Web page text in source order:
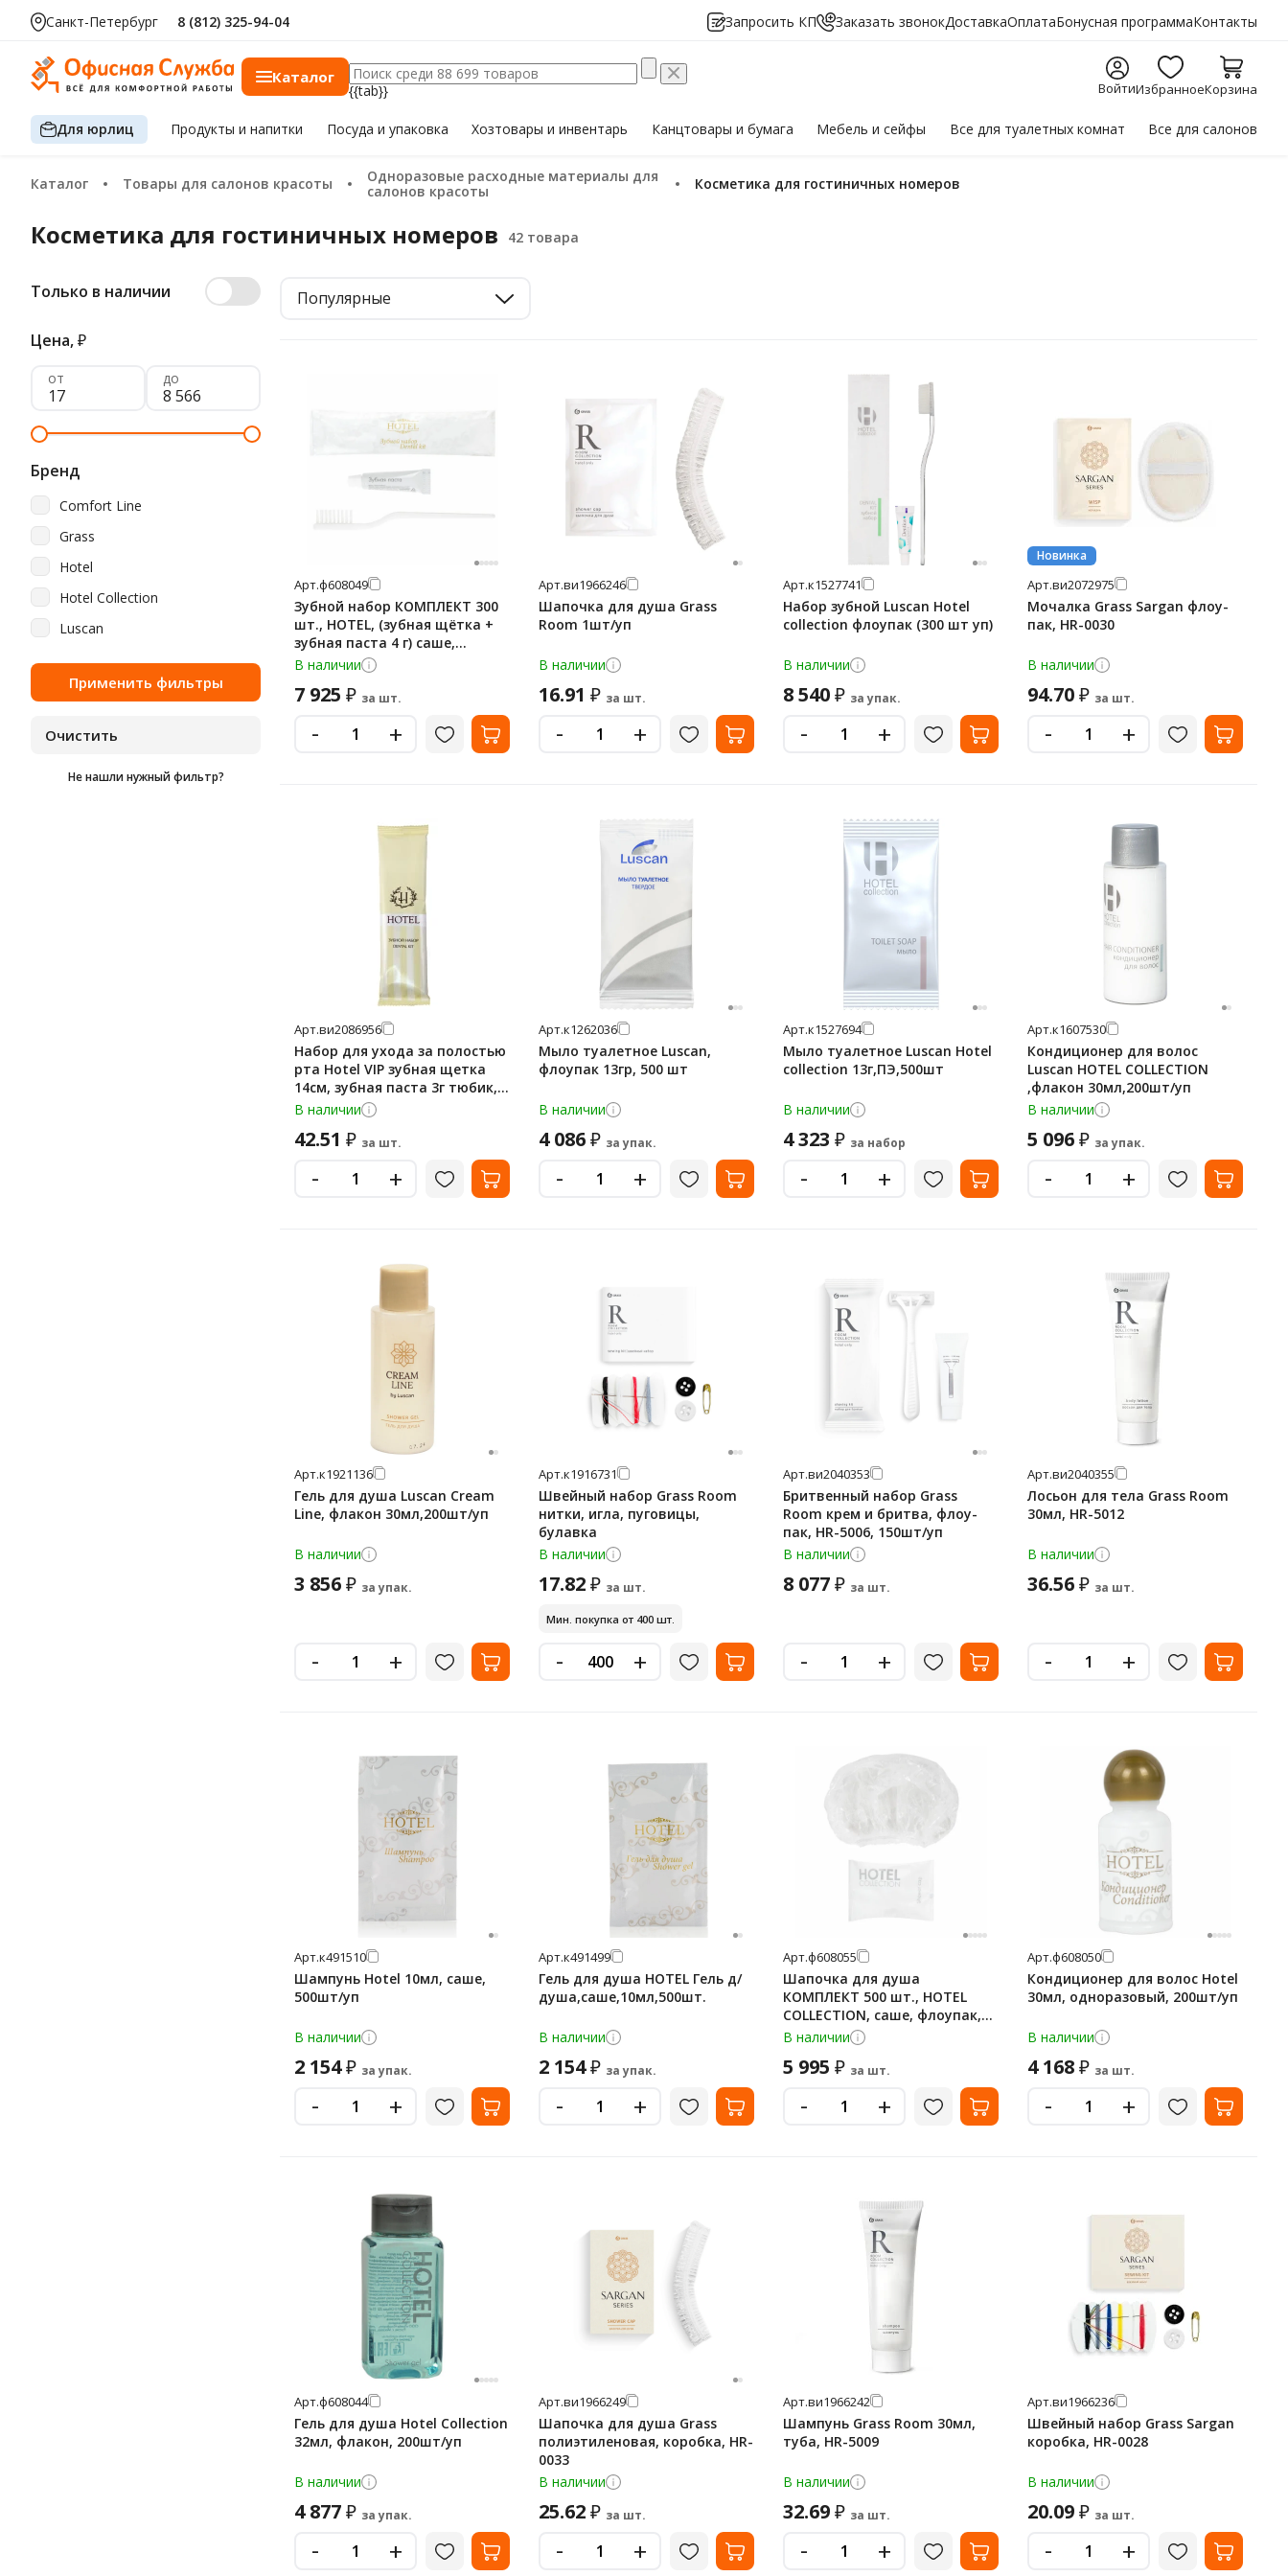
Санкт-Петербург 8 (812) 325-94-04 Запросить КП Заказать звонокДоставкаОплатаБонусная программаКонтакты
Каталог
{{tab}} ВойтиИзбранноеКорзина
Для юрлиц Продуктыи напитки Посуда и упаковка Хозтоварыи инвентарь Канцтовары и бумага Мебельи сейфы Все для туалетных комнат Все для салонов
Каталог Товары для салонов красоты
Одноразовые расходные материалы для
салонов красоты
Косметика для гостиничных номеров
Косметика для гостиничных номеров
Только в наличии
Цена,₽
от до
Бренд
Comfort Line
Grass
Hotel
Hotel Collection
Luscan
Не нашли нужный фильтр?
Популярные
Арт.ф608049
Зубной набор КОМПЛЕКТ 300
шт., HOTEL, (зубная щётка +
зубная паста 4 г) саше,
флоупак, 2000120/1
В наличии
7 925 ₽ за шт.
- +
Арт.ви1966246
Шапочка для душа Grass
Room 1шт/уп
В наличии
16.91 ₽ за шт.
- +
Арт.к1527741
Набор зубной Luscan Hotel
collection флоупак (300 шт уп)
В наличии
8 540₽ за упак.
- +
Новинка
Арт.ви2072975
Мочалка Grass Sargan флоу-
пак, HR-0030
В наличии
94.70₽ за шт.
- +
Арт.ви2086956
Набор для ухода за полостью
рта Hotel VIP зубная щетка
14см, зубная паста 3г тюбик,
флоупак
В наличии
42.51 ₽ за шт.
- +
Арт.к1262036
Мыло туалетное Luscan,
флоупак 13гр, 500 шт
В наличии
4 086₽ за упак.
- +
Арт.к1527694
Мыло туалетное Luscan Hotel
collection 13г,ПЭ,500шт
В наличии
4 323 ₽ за набор
- +
Арт.к1607530
Кондиционер для волос
Luscan HOTEL COLLECTION
,флакон 30мл,200шт/уп
В наличии
5 096₽ за упак.
- +
Арт.к1921136
Гель для душа Luscan Cream
Line, флакон 30мл,200шт/уп
В наличии
3 856₽ за упак.
- +
Арт.к1916731
Швейный набор Grass Room
нитки, игла, пуговицы,
булавка
В наличии
17.82₽ за шт.
Мин. покупка от 400 шт.
- +
Арт.ви2040353
Бритвенный набор Grass
Room крем и бритва, флоу-
пак, HR-5006, 150шт/уп
В наличии
8 077₽ за шт.
- +
Арт.ви2040355
Лосьон для тела Grass Room
30мл, HR-5012
В наличии
36.56₽ за шт.
- +
Арт.к491510
Шампунь Hotel 10мл, саше,
500шт/уп
В наличии
2 154₽ за упак.
- +
Арт.к491499
Гель для душа HOTEL Гель д/
душа,саше,10мл,500шт.
В наличии
2 154₽ за упак.
- +
Арт.ф608055
Шапочка для душа
КОМПЛЕКТ 500 шт., HOTEL
COLLECTION, саше, флоупак,
2000316/1
В наличии
5 995 ₽ за шт.
- +
Арт.ф608050
Кондиционер для волос Hotel
30мл, одноразовый, 200шт/уп
В наличии
4 168₽ за шт.
- +
Арт.ф608044
Гель для душа Hotel Collection
32мл, флакон, 200шт/уп
В наличии
4 877₽ за упак.
- +
Арт.ви1966249
Шапочка для душа Grass
полиэтиленовая, коробка, HR-
0033
В наличии
25.62₽ за шт.
- +
Арт.ви1966242
Шампунь Grass Room 30мл,
туба, HR-5009
В наличии
32.69₽ за шт.
- +
Арт.ви1966236
Швейный набор Grass Sargan
коробка, HR-0028
В наличии
20.09₽ за шт.
- +